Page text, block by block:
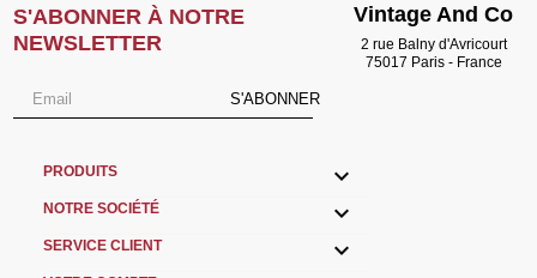
S'ABONNER À NOTRE
NEWSLETTER
S'ABONNER
PRODUITS 
NOTRE SOCIÉTÉ 
SERVICE CLIENT 
Vintage And Co
2 rue Balny d'Avricourt
75017 Paris - France